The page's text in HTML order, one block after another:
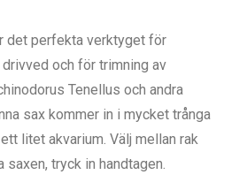
det perfekta verktyget för
och för trimning av
Tenellus och andra
sax kommer in i mycket trånga
litet akvarium. Välj mellan rak
tryck in handtagen.